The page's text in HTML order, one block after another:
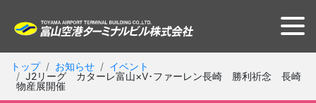
トップ お知らせ
イベント
J2リーグ カターレ富山×V･ファーレン長崎 勝利祈念 長崎
物産展開催